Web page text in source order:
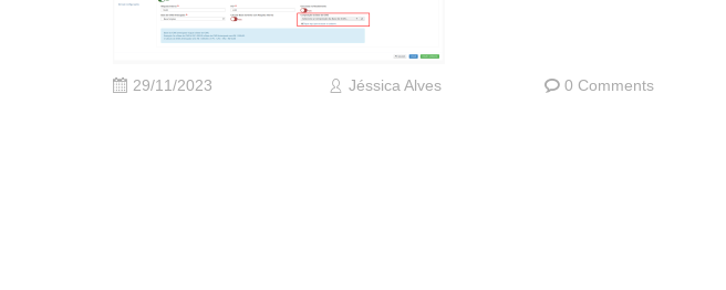
29/11/2023 Jéssica Alves 0 Comments